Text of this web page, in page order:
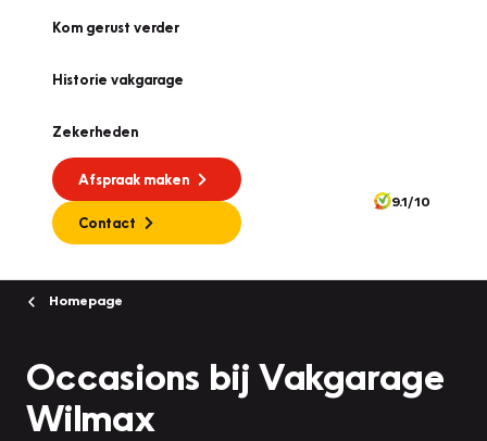
Kom gerust verder
Historie vakgarage
Zekerheden
Afspraak maken
Contact
9.1/10
Homepage
Occasions bij Vakgarage
Wilmax